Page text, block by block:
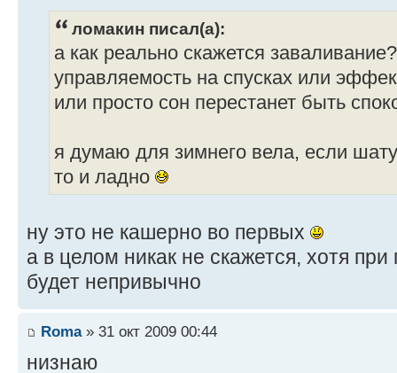
ломакин писал(а):
а как реально скажется
управляемость на спусках или
или просто сон перестанет быть
я думаю для зимнего вела, если
то и ладно
ну это не кашерно во первых
а в целом никак не скажется, хотя
будет непривычно
Roma» 31 окт 2009 00:44
низнаю